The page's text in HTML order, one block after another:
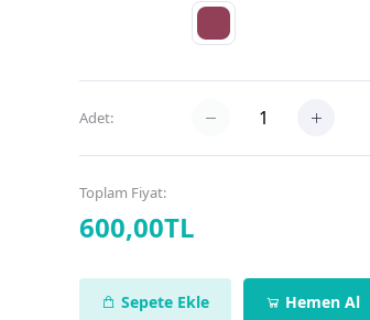
Adet:
Toplam Fiyat:
600,00TL
Sepete Ekle Hemen Al